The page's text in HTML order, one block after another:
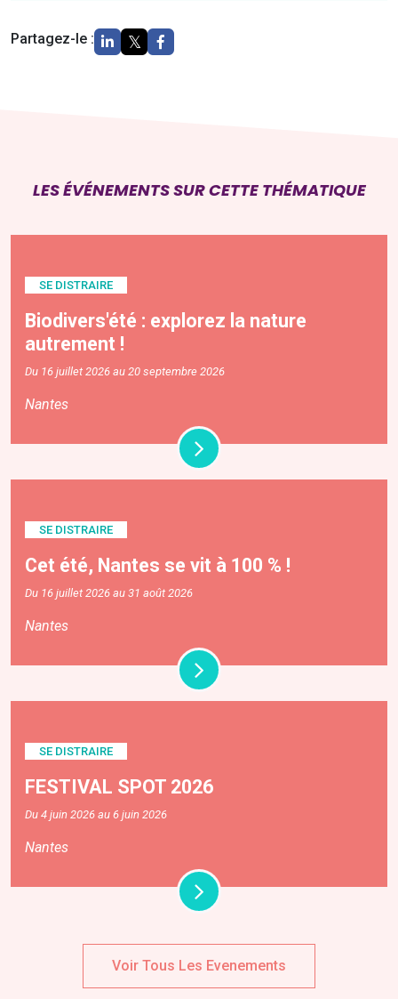
Partagez-le :
LES ÉVÉNEMENTS SUR CETTE THÉMATIQUE
SE DISTRAIRE
Biodivers'été : explorez la nature
autrement !
Du 16 juillet 2026 au 20 septembre 2026
Nantes
SE DISTRAIRE
Cet été, Nantes se vit à 100 % !
Du 16 juillet 2026 au 31 août 2026
Nantes
SE DISTRAIRE
FESTIVAL SPOT 2026
Du 4 juin 2026 au 6 juin 2026
Nantes
Voir Tous Les Evenements